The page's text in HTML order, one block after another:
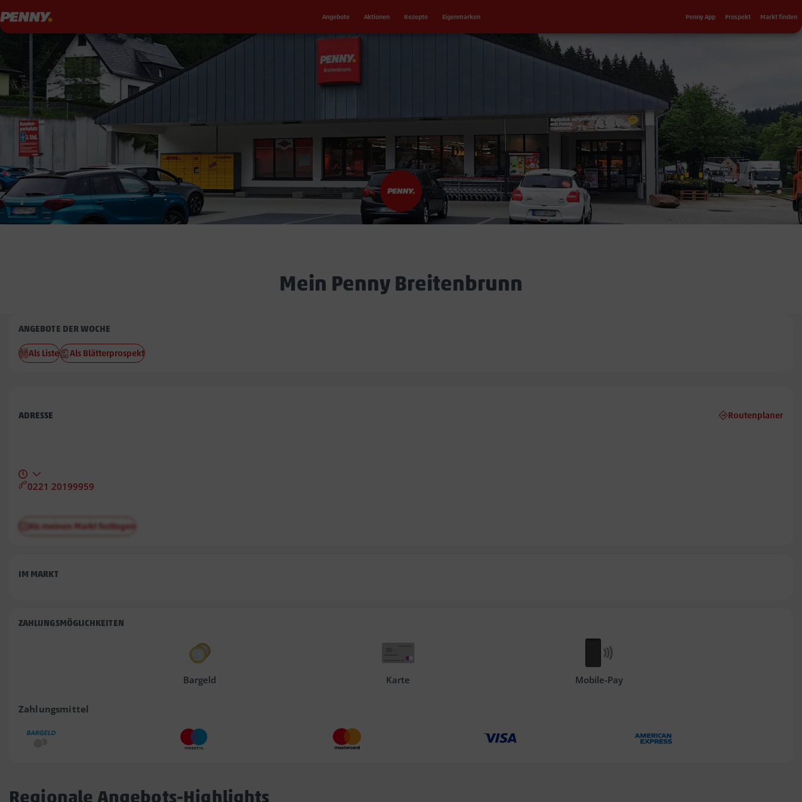
Penny Angebote Aktionen Rezepte Eigenmarken Sekundärnavigation
Penny App Prospekt Markt finden
Mein Penny Breitenbrunn
Penny
Breitenbrunn
ANGEBOTE DER WOCHE
Als Liste Als Blätterprospekt
ADRESSE Routenplaner
0221 20199959
Als meinen Markt festlegen
IM MARKT
ZAHLUNGSMÖGLICHKEITEN
Bargeld Karte Mobile-Pay
Zahlungsmittel
Regionale Angebots-Highlights